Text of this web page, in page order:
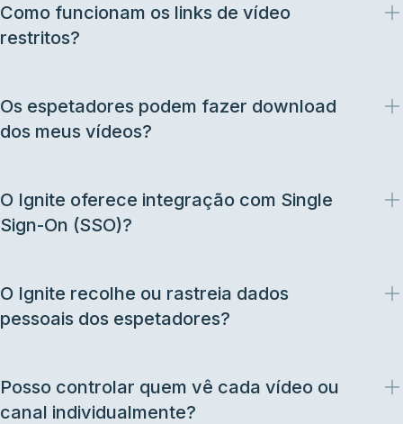
Como funcionam os links de vídeo
restritos?
Os espetadores podem fazer download
dos meus vídeos?
O Ignite oferece integração com Single
Sign-On (SSO)?
O Ignite recolhe ou rastreia dados
pessoais dos espetadores?
Posso controlar quem vê cada vídeo ou
canal individualmente?